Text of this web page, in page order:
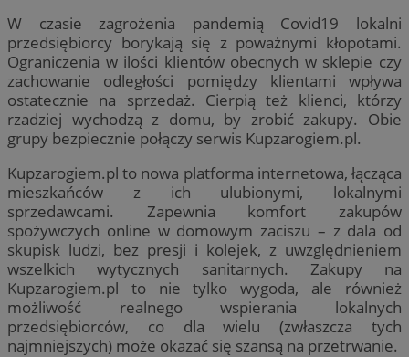
W czasie zagrożenia pandemią Covid19 lokalni
przedsiębiorcy borykają się z poważnymi kłopotami.
Ograniczenia w ilości klientów obecnych w sklepie czy
zachowanie odległości pomiędzy klientami wpływa
ostatecznie na sprzedaż. Cierpią też klienci, którzy
rzadziej wychodzą z domu, by zrobić zakupy. Obie
grupy bezpiecznie połączy serwis Kupzarogiem.pl.
Kupzarogiem.pl to nowa platforma internetowa, łącząca
mieszkańców z ich ulubionymi, lokalnymi
sprzedawcami. Zapewnia komfort zakupów
spożywczych online w domowym zaciszu – z dala od
skupisk ludzi, bez presji i kolejek, z uwzględnieniem
wszelkich wytycznych sanitarnych. Zakupy na
Kupzarogiem.pl to nie tylko wygoda, ale również
możliwość realnego wspierania lokalnych
przedsiębiorców, co dla wielu (zwłaszcza tych
najmniejszych) może okazać się szansą na przetrwanie.